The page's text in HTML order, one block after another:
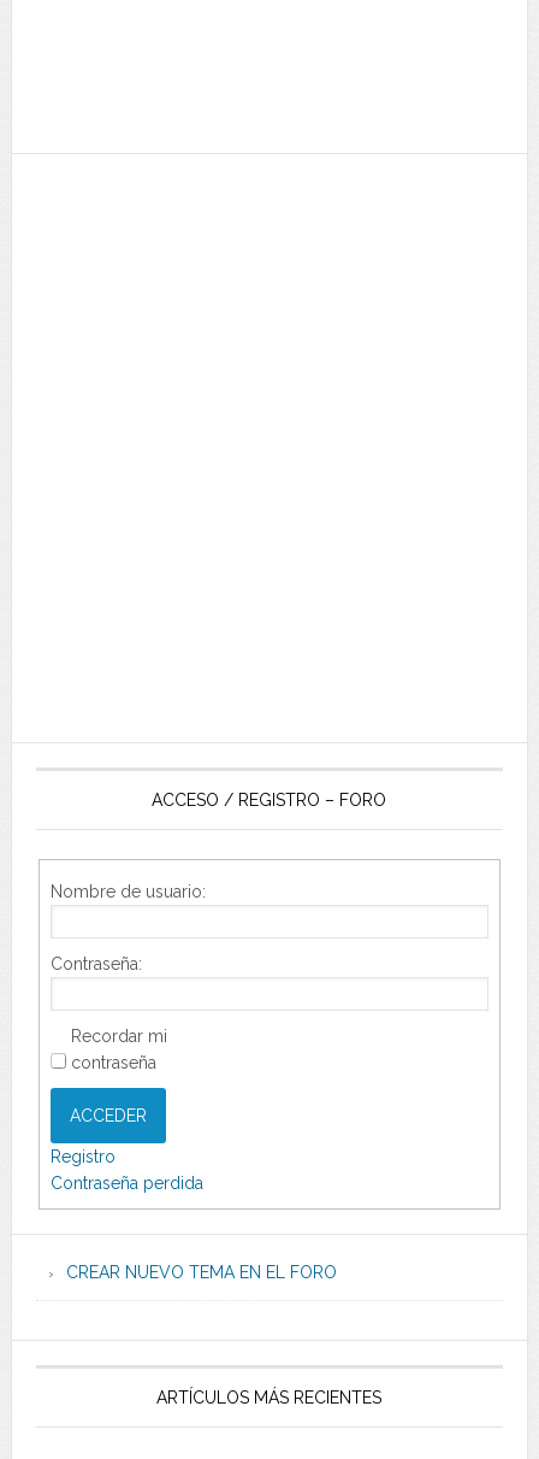
ACCESO / REGISTRO – FORO
Nombre de usuario:
Contraseña:
Recordar mi
contraseña
ACCEDER
Registro
Contraseña perdida
CREAR NUEVO TEMA EN EL FORO
ARTÍCULOS MÁS RECIENTES